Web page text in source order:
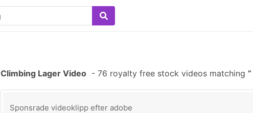
Climbing Lager Video - 76 royalty free stock videos matching
Sponsrade videoklipp efter adobe